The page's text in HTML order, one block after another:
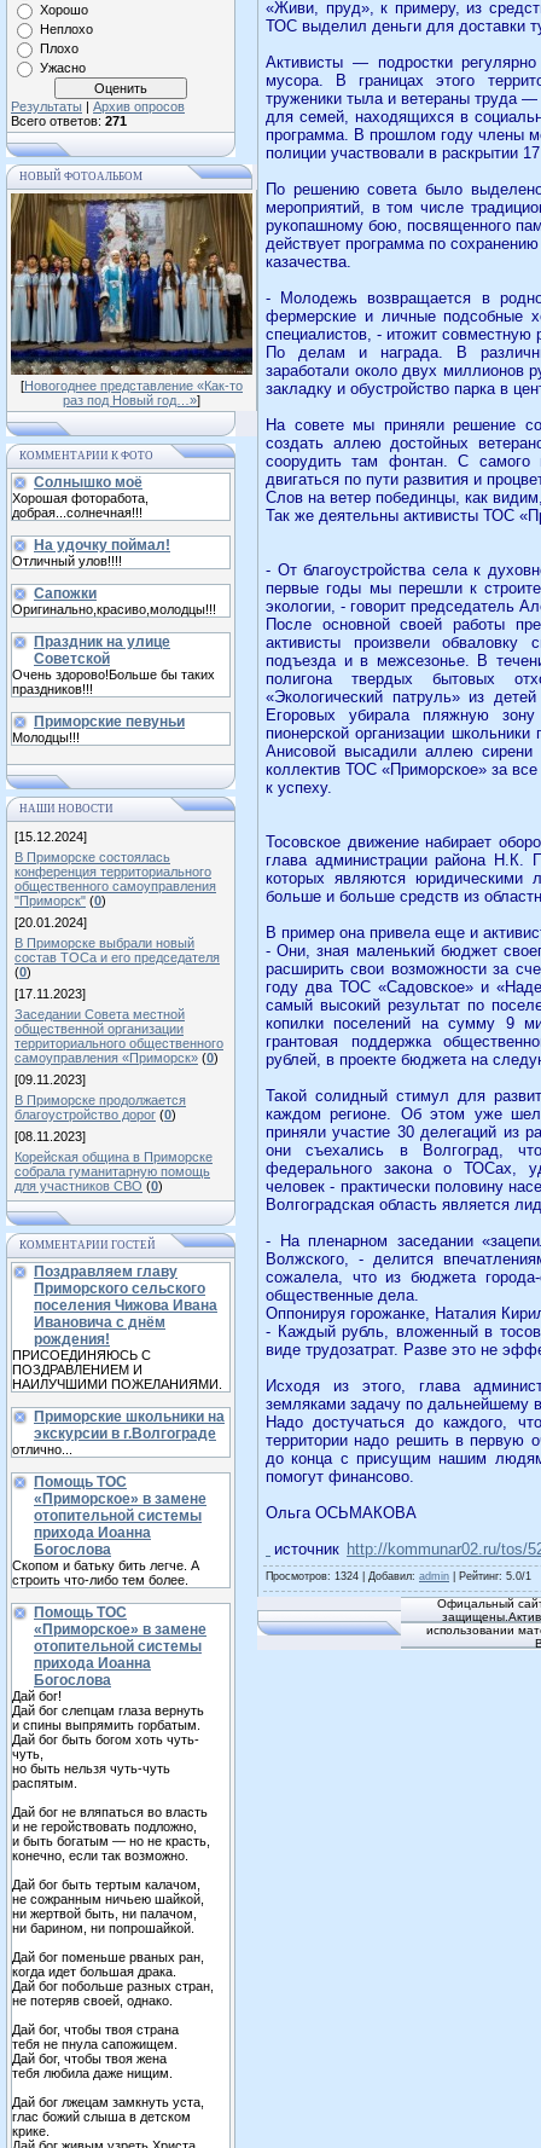
Хорошо
Неплохо
Плохо
Ужасно
Результаты | Архив опросов
Всего ответов: 271
НОВЫЙ ФОТОАЛЬБОМ
[Новогоднее представление «Как-то
раз под Новый год…»]
КОММЕНТАРИИ К ФОТО
Солнышко моё
Хорошая фоторабота,
добрая...солнечная!!!
На удочку поймал!
Отличный улов!!!!
Сапожки
Оригинально,красиво,молодцы!!!
Праздник на улице
Советской
Очень здорово!Больше бы таких
праздников!!!
Приморские певуньи
Молодцы!!!
НАШИ НОВОСТИ
[15.12.2024]
В Приморске состоялась
конференция территориального
общественного самоуправления
"Приморск" (0)
[20.01.2024]
В Приморске выбрали новый
состав ТОСа и его председателя
(0)
[17.11.2023]
Заседании Совета местной
общественной организации
территориального общественного
самоуправления «Приморск» (0)
[09.11.2023]
В Приморске продолжается
благоустройство дорог (0)
[08.11.2023]
Корейская община в Приморске
собрала гуманитарную помощь
для участников СВО (0)
КОММЕНТАРИИ ГОСТЕЙ
Поздравляем главу
Приморского сельского
поселения Чижова Ивана
Ивановича с днём
рождения!
ПРИСОЕДИНЯЮСЬ С
ПОЗДРАВЛЕНИЕМ И
НАИЛУЧШИМИ ПОЖЕЛАНИЯМИ.
Приморские школьники на
экскурсии в г.Волгограде
отлично...
Помощь ТОС
«Приморское» в замене
отопительной системы
прихода Иоанна
Богослова
Скопом и батьку бить легче. А
строить что-либо тем более.
Помощь ТОС
«Приморское» в замене
отопительной системы
прихода Иоанна
Богослова
Дай бог!
Дай бог слепцам глаза вернуть
и спины выпрямить горбатым.
Дай бог быть богом хоть чуть-
чуть,
но быть нельзя чуть-чуть
распятым.
Дай бог не вляпаться во власть
и не геройствовать подложно,
и быть богатым — но не красть,
конечно, если так возможно.
Дай бог быть тертым калачом,
не сожранным ничьею шайкой,
ни жертвой быть, ни палачом,
ни барином, ни попрошайкой.
Дай бог поменьше рваных ран,
когда идет большая драка.
Дай бог побольше разных стран,
не потеряв своей, однако.
Дай бог, чтобы твоя страна
тебя не пнула сапожищем.
Дай бог, чтобы твоя жена
тебя любила даже нищим.
Дай бог лжецам замкнуть уста,
глас божий слыша в детском
крике.
«Живи, пруд», к примеру, из
ТОС выделил деньги для доставки
Активисты — подростки
мусора. В границах этого
труженики тыла и ветераны труда
для семей, находящихся в
программа. В прошлом году члены
полиции участвовали в раскрытии
По решению совета было
мероприятий, в том числе
рукопашному бою, посвященного
действует программа по
казачества.
- Молодежь возвращается в
фермерские и личные подсобные
специалистов, - итожит
По делам и награда. В
заработали около двух миллионов
закладку и обустройство парка в
На совете мы приняли решение
создать аллею достойных
соорудить там фонтан. С самого
двигаться по пути развития и
Слов на ветер побединцы, как
Так же деятельны активисты ТОС
- От благоустройства села к
первые годы мы перешли к
экологии, - говорит председатель
После основной своей работы
активисты произвели
подъезда и в межсезонье. В
полигона твердых бытовых
«Экологический патруль» из
Егоровых убирала пляжную
пионерской организации
Анисовой высадили аллею
коллектив ТОС «Приморское» за
к успеху.
Тосовское движение набирает
глава администрации района Н.К.
которых являются юридическими
больше и больше средств из
В пример она привела еще и
- Они, зная маленький бюджет
расширить свои возможности за
году два ТОС «Садовское» и
самый высокий результат по
копилки поселений на сумму 9
грантовая поддержка
рублей, в проекте бюджета на
Такой солидный стимул для
каждом регионе. Об этом уже шел
приняли участие 30 делегаций из
они съехались в Волгоград,
федерального закона о ТОСах,
человек - практически половину
Волгоградская область является
- На пленарном заседании
Волжского, - делится
сожалела, что из бюджета
общественные дела.
Оппонируя горожанке, Наталия
- Каждый рубль, вложенный в
виде трудозатрат. Разве это не
Исходя из этого, глава
земляками задачу по дальнейшему
Надо достучаться до каждого,
территории надо решить в первую
до конца с присущим нашим
помогут финансово.
Ольга ОСЬМАКОВА
источник http://kommunar02.ru/tos/
Просмотров: 1324 | Добавил: admin Рейтинг: 5.0/1
Офицальный
использовании